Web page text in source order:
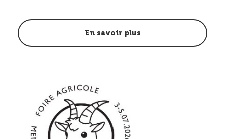
En savoir plus